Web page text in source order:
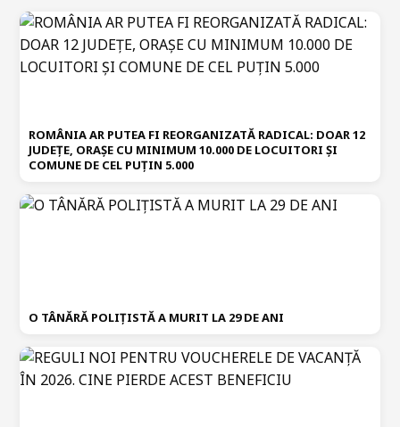
ROMÂNIA AR PUTEA FI REORGANIZATĂ RADICAL: DOAR 12
JUDEȚE, ORAȘE CU MINIMUM 10.000 DE LOCUITORI ȘI
COMUNE DE CEL PUȚIN 5.000
O TÂNĂRĂ POLIȚISTĂ A MURIT LA 29 DE ANI